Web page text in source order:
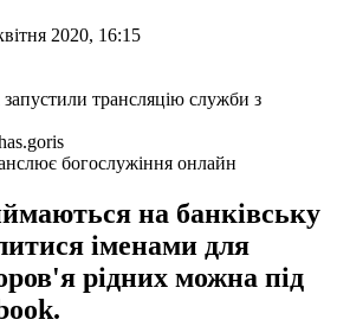
2020, 16:15
богослужіння онлайн
на банківську
іменами для
рідних можна під